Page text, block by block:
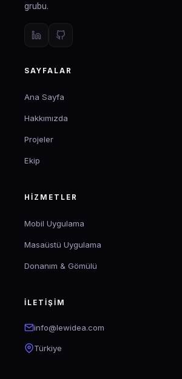
grubu.
SAYFALAR
Ana Sayfa
Hakkımızda
Projeler
Ekip
HIZMETLER
Mobil Uygulama
Masaüstü Uygulama
Donanım & Gömülü
İLETIŞIM
info@lewidea.com
Türkiye